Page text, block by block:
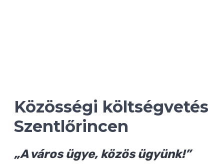
Közösségi költségvetés
Szentlőrincen
„A város ügye, közös ügyünk!”